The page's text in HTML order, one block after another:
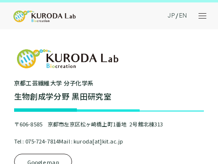
JP EN
京都⼯芸繊維⼤学 分⼦化学系
⽣物創成学分野 黒⽥研究室
〒606-8585 京都市左京区松ヶ崎橋上町1番地 2号館北棟313
Tel : 075-724-7814Mail : kuroda[at]kit.ac.jp
Google map